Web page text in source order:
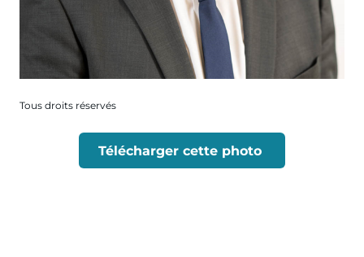
Tous droits réservés
Télécharger cette photo